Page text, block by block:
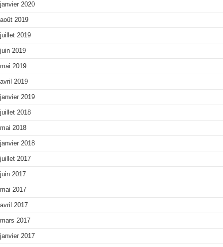
janvier 2020
août 2019
juillet 2019
juin 2019
mai 2019
avril 2019
janvier 2019
juillet 2018
mai 2018
janvier 2018
juillet 2017
juin 2017
mai 2017
avril 2017
mars 2017
janvier 2017